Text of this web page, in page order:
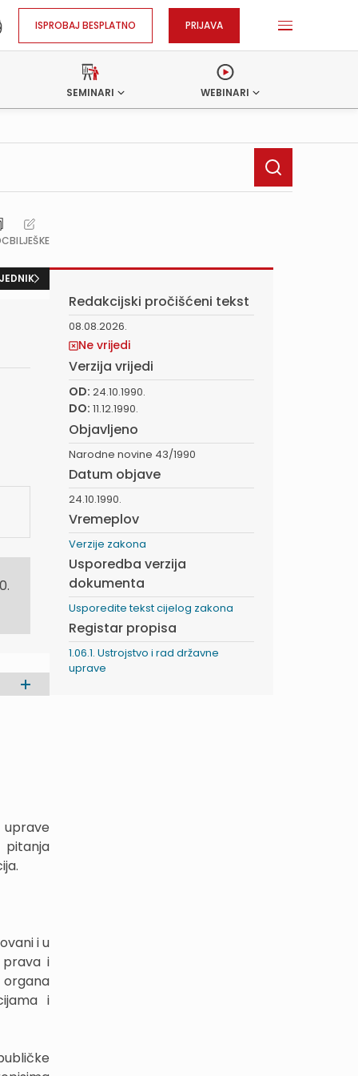
ISPROBAJ BESPLATNO PRIJAVA
SEMINARI WEBINARI
BILJEŠKE
i u
i
i
Redakcijski pročišćeni tekst
08.08.2026.
Ne vrijedi
Verzija vrijedi
OD: 24.10.1990.
DO: 11.12.1990.
Objavljeno
Narodne novine 43/1990
Datum objave
24.10.1990.
Vremeplov
Verzije zakona
Usporedba verzija
dokumenta
Usporedite tekst cijelog zakona
Registar propisa
1.06.1. Ustrojstvo i rad državne
uprave